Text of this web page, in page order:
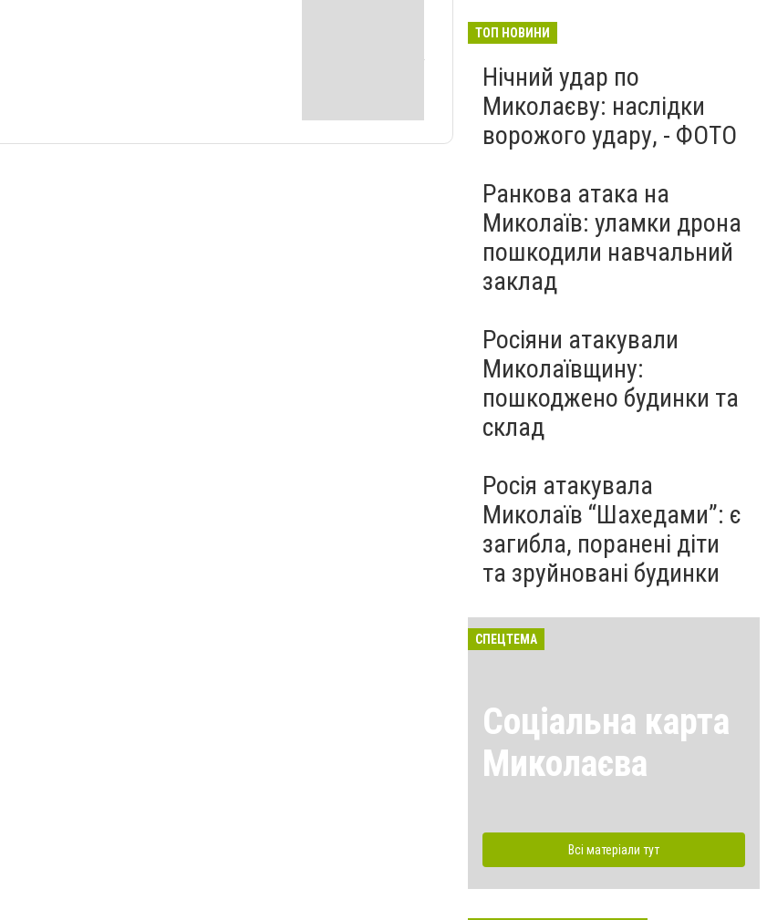
ТОП НОВИНИ
Нічний удар по
Миколаєву: наслідки
ворожого удару, - ФОТО
Ранкова атака на
Миколаїв: уламки дрона
пошкодили навчальний
заклад
Росіяни атакували
Миколаївщину:
пошкоджено будинки та
склад
Росія атакувала
Миколаїв “Шахедами”: є
загибла, поранені діти
та зруйновані будинки
СПЕЦТЕМА
Соціальна карта
Миколаєва
Всі матеріали тут